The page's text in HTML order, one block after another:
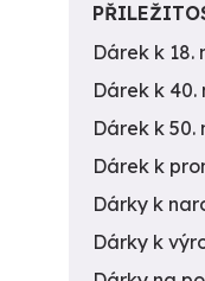
Dárek k 18.
Dárek k 40.
Dárek k 50.
Dárek k
Dárky k
Dárky k